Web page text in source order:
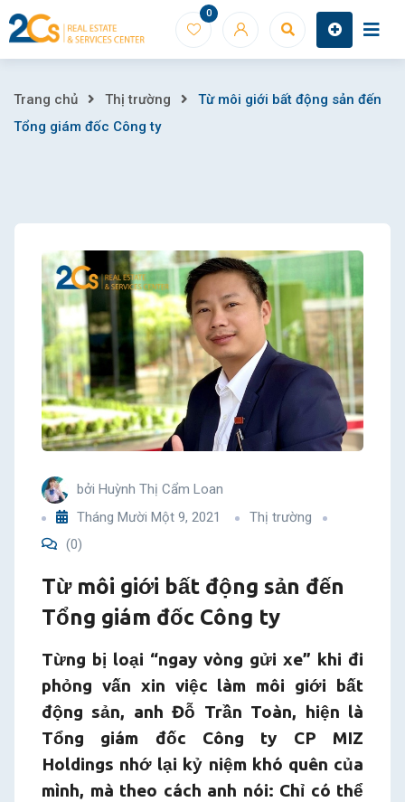
Skip
to
0
Từ
bất
động
sản
đến
Tổng
giám
đốc
Công
Trang chủ Thị trường
Từ môi giới bất động sản đến
Tổng giám đốc Công ty
bởi Huỳnh Thị Cẩm Loan
Tháng Mười Một 9, 2021
Thị trường
(0)
Từ môi giới bất động sản đến
Tổng giám đốc Công ty
Từng bị loại “ngay vòng gửi xe” khi đi
phỏng vấn xin việc làm môi giới bất
động sản, anh Đỗ Trần Toàn, hiện là
Tổng giám đốc Công ty CP MIZ
Holdings nhớ lại kỷ niệm khó quên của
mình, mà theo cách anh nói: Chỉ có thể